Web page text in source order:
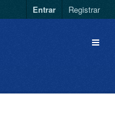
Entrar Registrar